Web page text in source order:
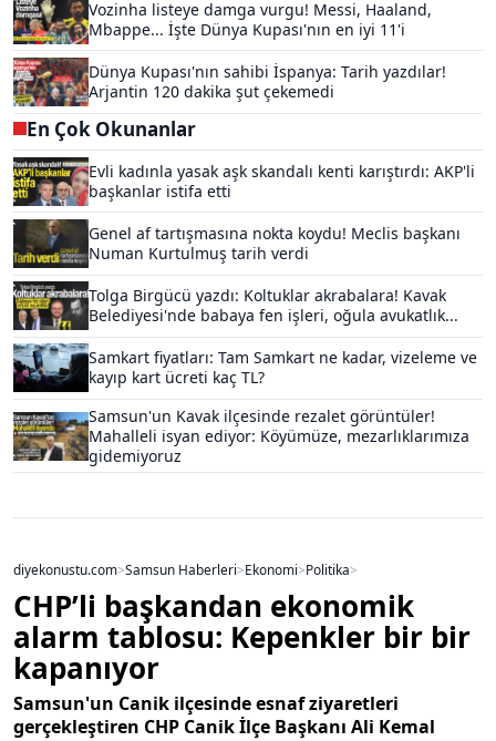
Vozinha listeye damga vurgu! Messi, Haaland,
Mbappe... İşte Dünya Kupası'nın en iyi 11'i
Dünya Kupası'nın sahibi İspanya: Tarih yazdılar!
Arjantin 120 dakika şut çekemedi
En Çok Okunanlar
Evli kadınla yasak aşk skandalı kenti karıştırdı: AKP'li
başkanlar istifa etti
Genel af tartışmasına nokta koydu! Meclis başkanı
Numan Kurtulmuş tarih verdi
Tolga Birgücü yazdı: Koltuklar akrabalara! Kavak
Belediyesi'nde babaya fen işleri, oğula avukatlık...
Samkart fiyatları: Tam Samkart ne kadar, vizeleme ve
kayıp kart ücreti kaç TL?
Samsun'un Kavak ilçesinde rezalet görüntüler!
Mahalleli isyan ediyor: Köyümüze, mezarlıklarımıza
gidemiyoruz
diyekonustu.com>Samsun Haberleri>Ekonomi>Politika>
CHP’li başkandan ekonomik
alarm tablosu: Kepenkler bir bir
kapanıyor
Samsun'un Canik ilçesinde esnaf ziyaretleri
gerçekleştiren CHP Canik İlçe Başkanı Ali Kemal